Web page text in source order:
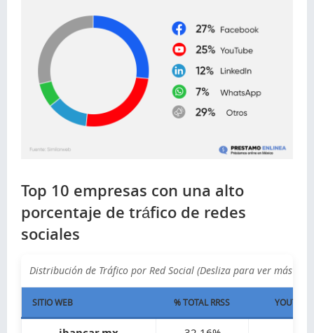
Top 10 empresas con una alto
porcentaje de tráfico de redes
sociales
Distribución de Tráfico por Red Social (Desliza para ver más →)
SITIO WEB % TOTAL RRSS YOUTUBE